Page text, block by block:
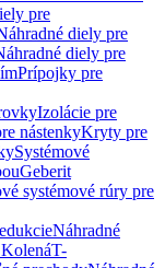
pre
diely pre
diely pre
Prípojky pre
Izolácie pre
nástenkyKryty pre
Systémové
Geberit
systémové rúry pre
Náhradné
T-